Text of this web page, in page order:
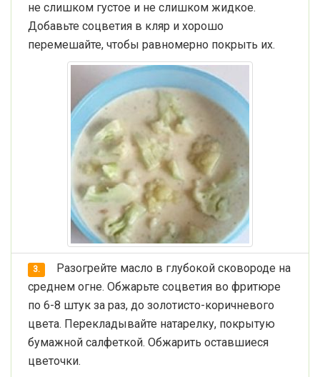
не слишком густое и не слишком жидкое.
Добавьте соцветия в кляр и хорошо
перемешайте, чтобы равномерно покрыть их.
3.
Разогрейте масло в глубокой сковороде на
среднем огне. Обжарьте соцветия во фритюре
по 6-8 штук за раз, до золотисто-коричневого
цвета. Перекладывайте натарелку, покрытую
бумажной салфеткой. Обжарить оставшиеся
цветочки.